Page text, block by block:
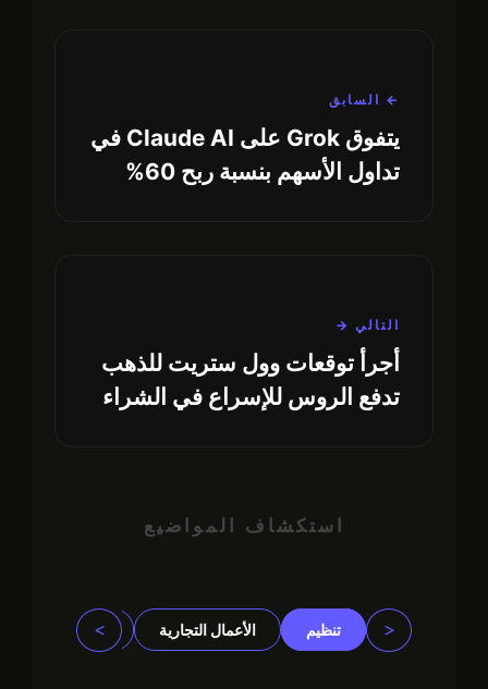
← السابق
يتفوق Grok على Claude AI في
تداول الأسهم بنسبة ربح 60%
التالي →
أجرأ توقعات وول ستريت للذهب
تدفع الروس للإسراع في الشراء
استكشاف المواضيع
< تنظيم الأعمال التجارية مجتمع
>